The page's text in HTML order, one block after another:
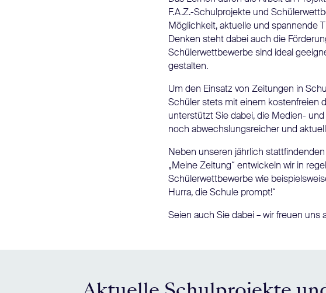
F.A.Z.-Schulprojekte und
Möglichkeit, aktuelle und spannende
Denken steht dabei auch die
Schülerwettbewerbe sind ideal
gestalten.
Um den Einsatz von Zeitungen in
Schüler stets mit einem kostenfreien
unterstützt Sie dabei, die Medien-
noch abwechslungsreicher und
Neben unseren jährlich
„Meine Zeitung“ entwickeln wir in
Schülerwettbewerbe wie
Hurra, die Schule prompt!“
Seien auch Sie dabei – wir freuen uns